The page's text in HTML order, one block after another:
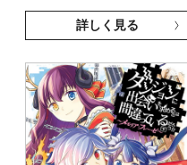
詳しく見る